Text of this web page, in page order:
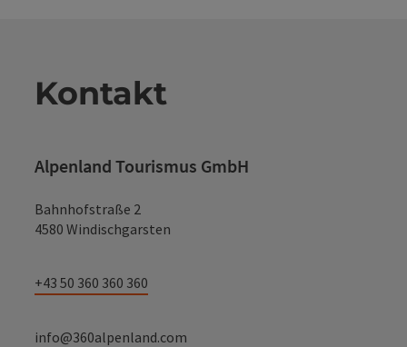
Kontakt
Alpenland Tourismus GmbH
Bahnhofstraße 2
4580 Windischgarsten
+43 50 360 360 360
info@360alpenland.com